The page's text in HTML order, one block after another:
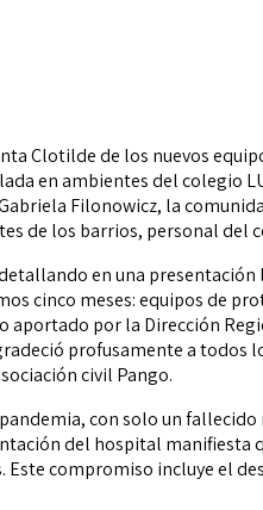
Clotilde de los nuevos
en ambientes del colegio
Filonowicz, la
de los barrios, personal del
en una
cinco meses: equipos de
por la Dirección
profusamente a
civil Pango.
con solo un
del hospital manifiesta
compromiso incluye el